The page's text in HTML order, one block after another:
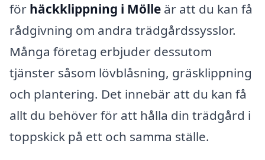
för häckklippning i Mölle är att du kan få
rådgivning om andra trädgårdssysslor.
Många företag erbjuder dessutom
tjänster såsom lövblåsning, gräsklippning
och plantering. Det innebär att du kan få
allt du behöver för att hålla din trädgård i
toppskick på ett och samma ställe.